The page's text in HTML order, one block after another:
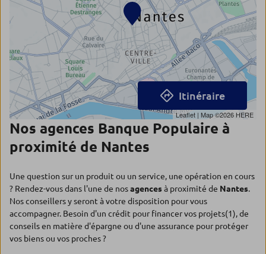
Leaflet | Map ©2026 HERE
Itinéraire
Nos agences Banque Populaire à
proximité de Nantes
Une question sur un produit ou un service, une opération en cours
? Rendez-vous dans l'une de nosagencesà proximité de Nantes.
Nos conseillers y seront à votre disposition pour vous
accompagner. Besoin d'un crédit pour financer vos projets(1), de
conseils en matière d'épargne ou d'une assurance pour protéger
vos biens ou vos proches ?